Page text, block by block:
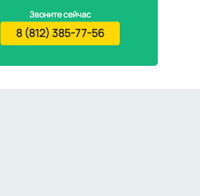
Звоните сейчас
8 (812) 385-77-56